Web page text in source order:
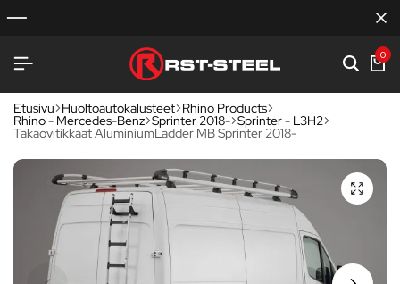
0
Etusivu Huoltoautokalusteet Rhino Products
Rhino - Mercedes-Benz Sprinter 2018- Sprinter - L3H2
Takaovitikkaat AluminiumLadder MB Sprinter 2018-